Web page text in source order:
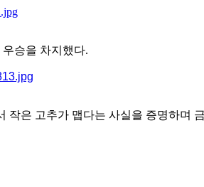
우승을 차지했다.
작은 고추가 맵다는 사실을 증명하며